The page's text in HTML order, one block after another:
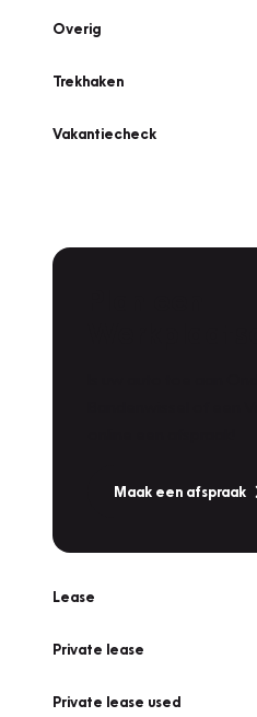
Overig
Trekhaken
Vakantiecheck
Maak een afspraak
Lease
Private lease
Private lease used